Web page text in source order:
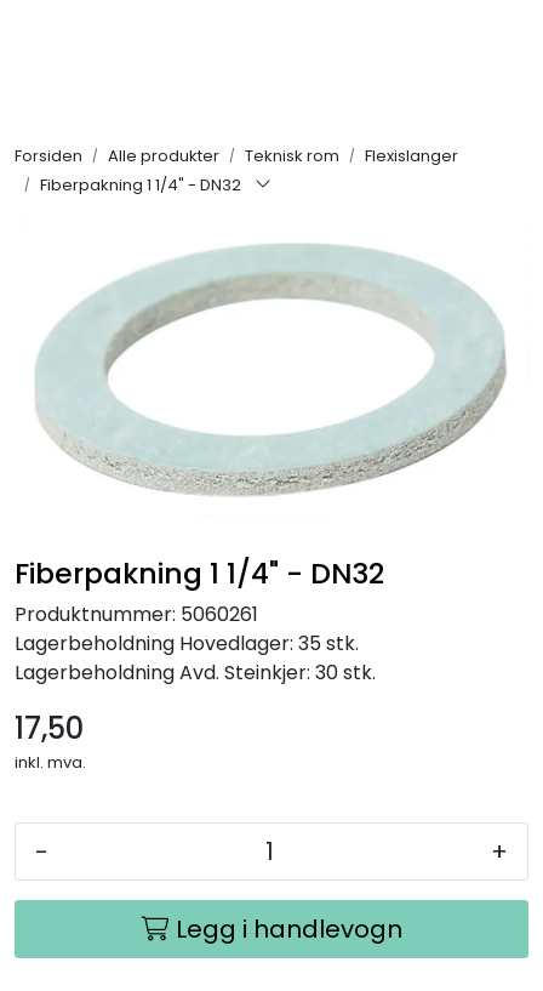
Forsiden Alle produkter Teknisk rom
Flexislanger
Fiberpakning 1 1/4" - DN32
Fiberpakning 1 1/4" - DN32
Produktnummer: 5060261
Lagerbeholdning Hovedlager: 35 stk.
LagerbeholdningAvd. Steinkjer: 30 stk.
17,50
inkl. mva.
- +
Legg i handlevogn
KAMPANJER
Søk om proffkundekonto
Reservedeler
Outlet